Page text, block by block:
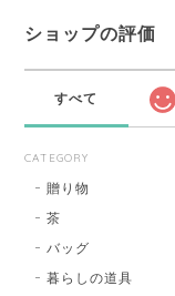
ショップの評価
すべて
CATEGORY
贈り物
茶
バッグ
暮らしの道具